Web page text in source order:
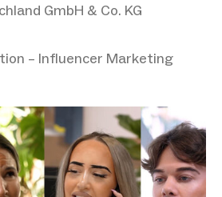
GmbH & Co. KG
– Influencer Marketing